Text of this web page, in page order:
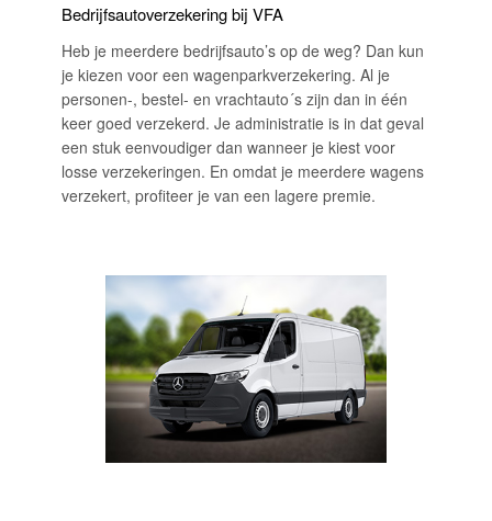
Bedrijfsautoverzekering bij VFA
Heb je meerdere bedrijfsauto’s op de weg? Dan kun
je kiezen voor een wagenparkverzekering. Al je
personen-, bestel- en vrachtauto´s zijn dan in één
keer goed verzekerd. Je administratie is in dat geval
een stuk eenvoudiger dan wanneer je kiest voor
losse verzekeringen. En omdat je meerdere wagens
verzekert, profiteer je van een lagere premie.